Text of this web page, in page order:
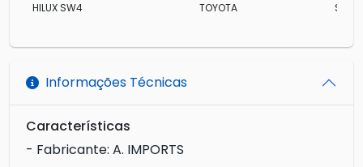
HILUX SW4 TOYOTA SRV
Informações Técnicas
Características
- Fabricante: A. IMPORTS